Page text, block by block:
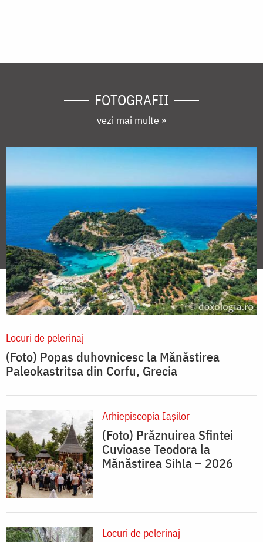
FOTOGRAFII
vezi mai multe »
Locuri de pelerinaj
(Foto) Popas duhovnicesc la Mănăstirea
Paleokastritsa din Corfu, Grecia
Arhiepiscopia Iaşilor
(Foto) Prăznuirea Sfintei
Cuvioase Teodora la
Mănăstirea Sihla – 2026
Locuri de pelerinaj